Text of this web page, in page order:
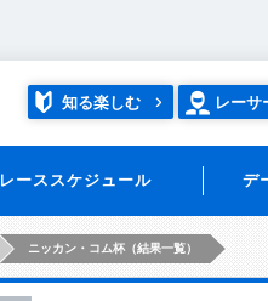
知る楽しむ レーサ
レーススケジュール デ
ニッカン・コム杯（結果一覧）